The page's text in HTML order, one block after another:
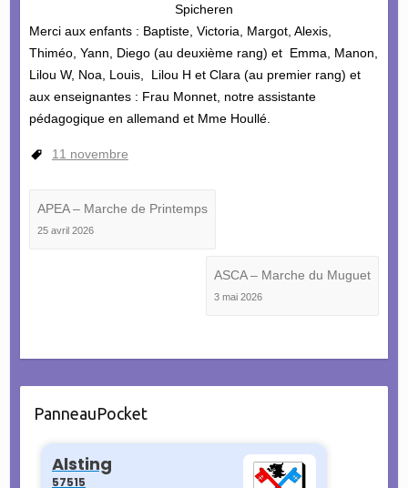
Spicheren
Merci aux enfants : Baptiste, Victoria, Margot, Alexis,
Thiméo, Yann, Diego (au deuxième rang) et Emma, Manon,
Lilou W, Noa, Louis, Lilou H et Clara (au premier rang) et
aux enseignantes : Frau Monnet, notre assistante
pédagogique en allemand et Mme Houllé.
11 novembre
APEA – Marche de Printemps
25 avril 2026
ASCA – Marche du Muguet
3 mai 2026
PanneauPocket